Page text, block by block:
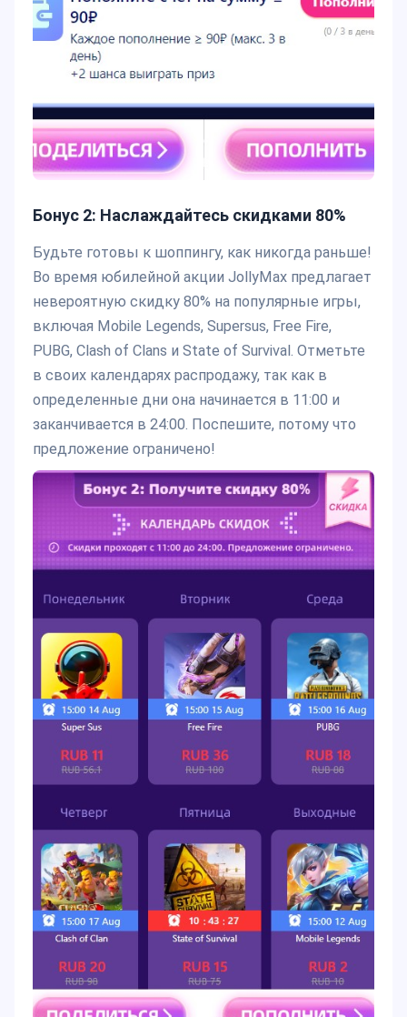
Бонус 2: Наслаждайтесь скидками 80%
Будьте готовы к шоппингу, как никогда раньше!
Во время юбилейной акции JollyMax предлагает
невероятную скидку 80% на популярные игры,
включая Mobile Legends, Supersus, Free Fire,
PUBG, Clash of Clans и State of Survival. Отметьте
в своих календарях распродажу, так как в
определенные дни она начинается в 11:00 и
заканчивается в 24:00. Поспешите, потому что
предложение ограничено!